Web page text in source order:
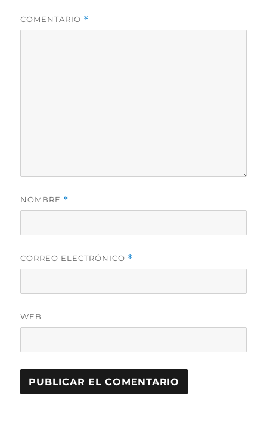
COMENTARIO *
NOMBRE *
CORREO ELECTRÓNICO *
WEB